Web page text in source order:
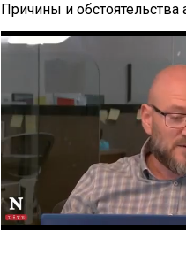
Причины и